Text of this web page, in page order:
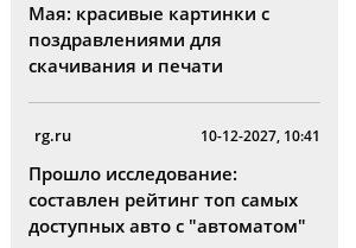
Мая: красивые картинки с
поздравлениями для
скачивания и печати
rg.ru 10-12-2027, 10:41
Прошло исследование:
составлен рейтинг топ самых
доступных авто с "автоматом"